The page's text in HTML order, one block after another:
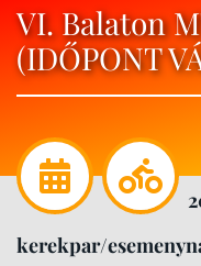
VI. Balaton
(IDŐPONT
kerekpar/